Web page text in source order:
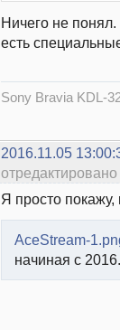
Ничего не понял.
есть
Sony Bravia KDL-
2016.11.05
Я просто покажу,
AceStream-
начиная с